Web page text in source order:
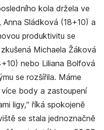
kola držela ve
Sládková (18+10) a
produktivitu se
Michaela Žáková
nebo Liliana Bolfová
se rozšířila. Máme
body a zastoupení
ligy,“ říká spokojeně
se stala jednoznačně